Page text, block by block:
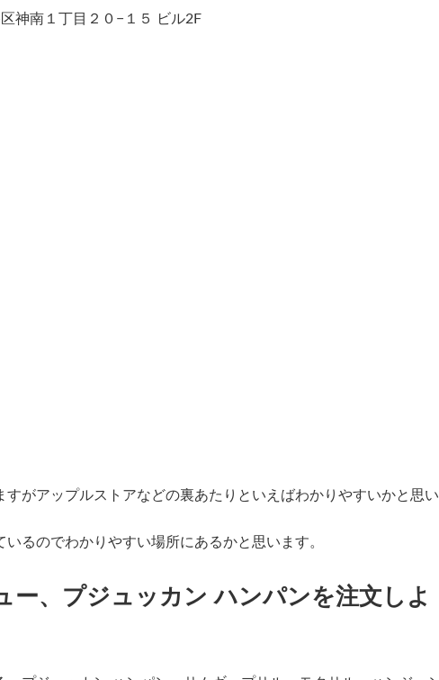
神南１丁目２０−１５ ビル2F
すがアップルストアなどの裏あたりといえばわかりやすいかと思い
るのでわかりやすい場所にあるかと思います。
ー、プジュッカン ハンパンを注文しよ